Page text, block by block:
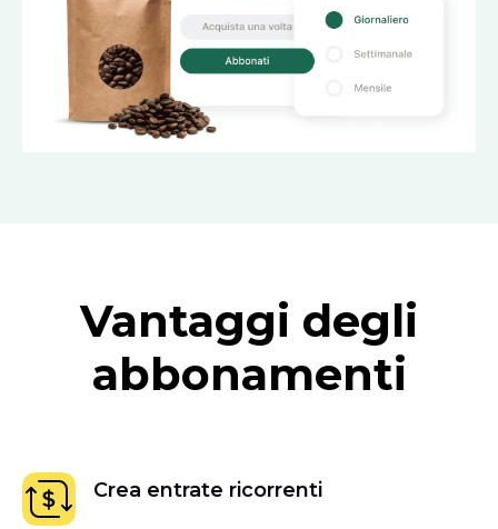
Vantaggi degli
abbonamenti
Crea entrate ricorrenti